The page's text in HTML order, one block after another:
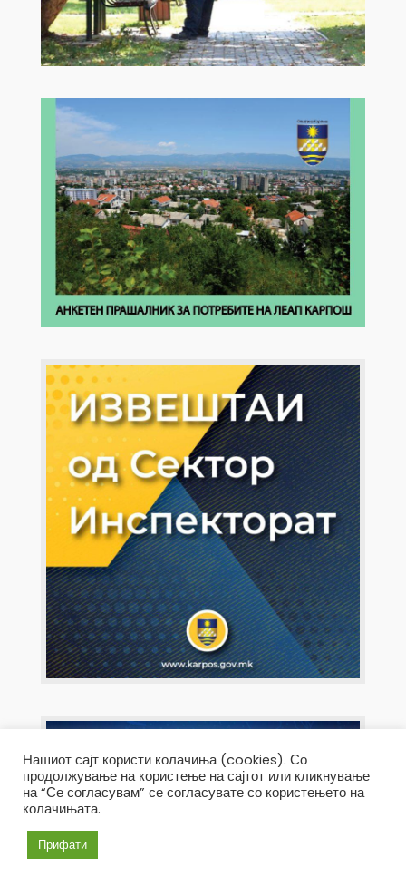
Нашиот сајт користи колачиња (cookies). Со
продолжување на користење на сајтот или кликнување
на “Се согласувам” се согласувате со користењето на
колачињата.
Прифати